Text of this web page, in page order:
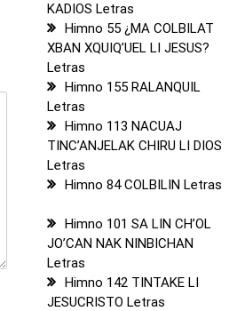
KADIOS Letras
Himno 55 ¿MA COLBILAT
XBAN XQUIQ’UEL LI JESUS?
Letras
Himno 155 RALANQUIL
Letras
Himno 113 NACUAJ
TINC’ANJELAK CHIRU LI DIOS
Letras
Himno 84 COLBILIN Letras
Himno 101 SA LIN CH’OL
JO’CAN NAK NINBICHAN
Letras
Himno 142 TINTAKE LI
JESUCRISTO Letras